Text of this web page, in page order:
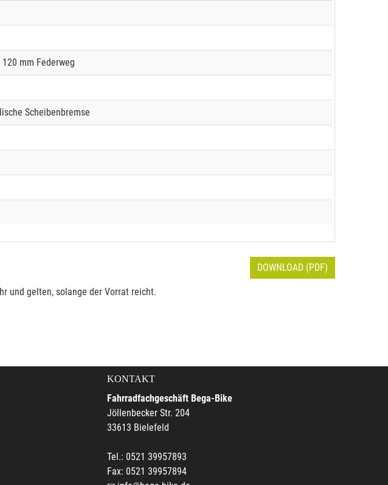
mm Federweg
Scheibenbremse
DOWNLOAD (PDF)
und gelten, solange der Vorrat reicht.
KONTAKT
Fahrradfachgeschäft Bega-Bike
Jöllenbecker Str. 204
33613 Bielefeld
Tel.: 0521 39957893
Fax: 0521 39957894